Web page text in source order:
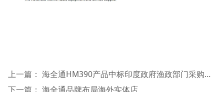
上一篇： 海全通HM390产品中标印度政府渔政部门采购项目
下一篇： 海全通品牌布局海外实体店